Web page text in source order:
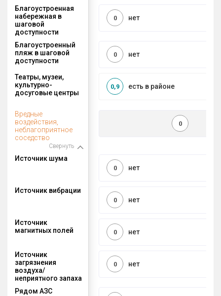
Благоустроенная
набережная в
шаговой
доступности
нет
0
Благоустроенный
пляж в шаговой
доступности
нет
0
Театры, музеи,
культурно-
досуговые центры
есть в районе
0,9
Вредные
воздействия,
неблагоприятное
соседство
Свернуть
0
Источник шума
нет
0
Источник вибрации
нет
0
Источник
магнитных полей
нет
0
Источник
загрязнения
воздуха/
неприятного запаха
нет
0
Рядом АЗС